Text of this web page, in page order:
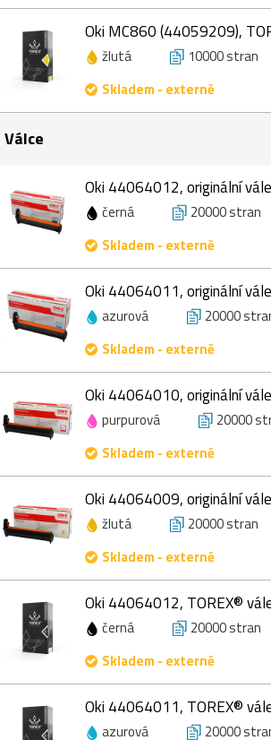
Oki MC860 (44059209),
žlutá 10000 stran
Skladem - externě
Válce
Oki 44064012, originální
černá 20000 stran
Skladem - externě
Oki 44064011, originální
azurová 20000
Skladem - externě
Oki 44064010, originální
purpurová 20000
Skladem - externě
Oki 44064009, originální
žlutá 20000 stran
Skladem - externě
Oki 44064012, TOREX®
černá 20000 stran
Skladem - externě
Oki 44064011, TOREX®
azurová 20000